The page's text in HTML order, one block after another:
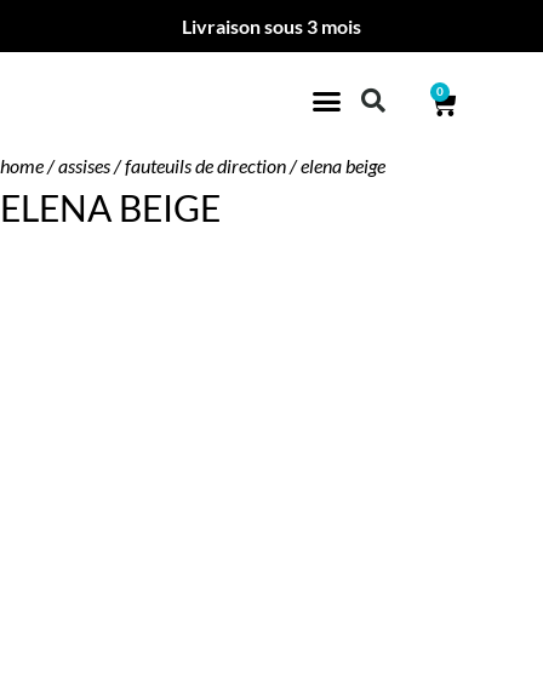
Livraison sous 3 mois
0
home/assises/fauteuils de direction/ elena beige
ELENA BEIGE